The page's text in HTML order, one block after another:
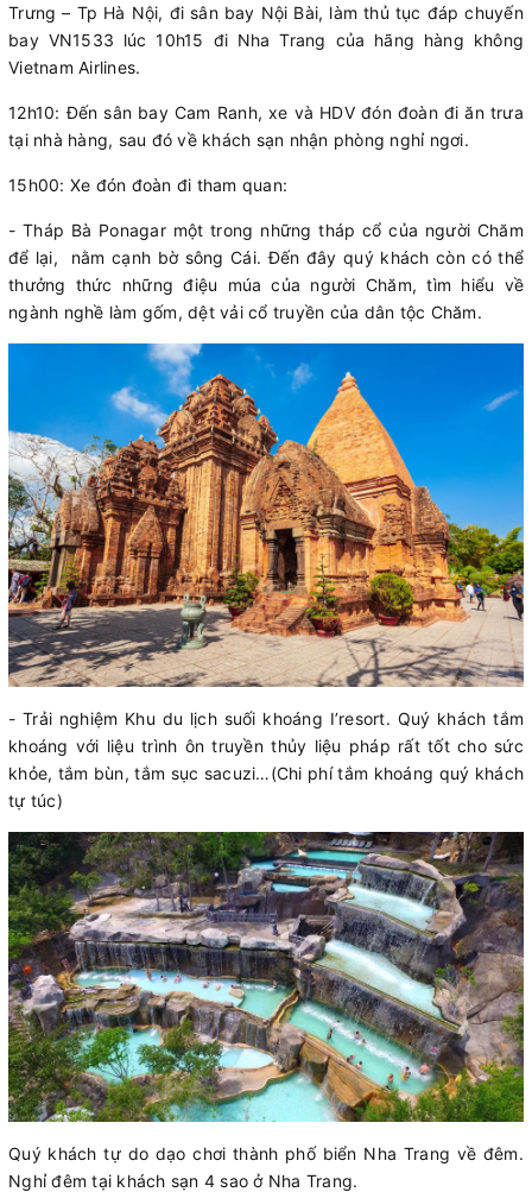
Trưng – Tp Hà Nội, đi sân bay Nội Bài, làm thủ tục đáp chuyến
bay VN1533 lúc 10h15 đi Nha Trang của hãng hàng không
Vietnam Airlines.
12h10: Đến sân bay Cam Ranh, xe và HDV đón đoàn đi ăn trưa
tại nhà hàng, sau đó về khách sạn nhận phòng nghỉ ngơi.
15h00: Xe đón đoàn đi tham quan:
- Tháp Bà Ponagar một trong những tháp cổ của người Chăm
để lại, nằm cạnh bờ sông Cái. Đến đây quý khách còn có thể
thưởng thức những điệu múa của người Chăm, tìm hiểu về
ngành nghề làm gốm, dệt vải cổ truyền của dân tộc Chăm.
- Trải nghiệm Khu du lịch suối khoáng I’resort. Quý khách tắm
khoáng với liệu trình ôn truyền thủy liệu pháp rất tốt cho sức
khỏe, tắm bùn, tắm sục sacuzi…(Chi phí tắm khoáng quý khách
tự túc)
Quý khách tự do dạo chơi thành phố biển Nha Trang về đêm.
Nghỉ đêm tại khách sạn 4 sao ở Nha Trang.